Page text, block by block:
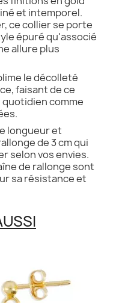
et intemporel.
ce collier se porte
épuré qu'associé
allure plus
le décolleté
faisant de ce
comme
longueur et
de 3 cm qui
selon vos envies.
de rallonge sont
sa résistance et